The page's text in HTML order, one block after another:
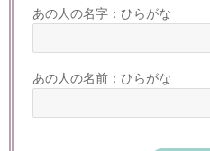
あの人の名字：ひらがな
あの人の名前：ひらがな